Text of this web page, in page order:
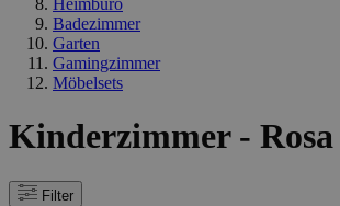
Heimbüro
Badezimmer
Garten
Gamingzimmer
Möbelsets
Kinderzimmer - Rosa
Filter